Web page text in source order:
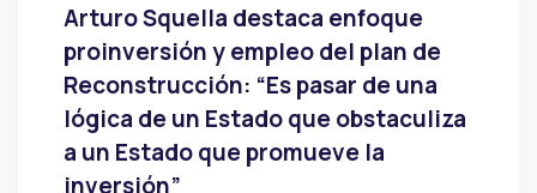
Arturo Squella destaca enfoque
proinversión y empleo del plan de
Reconstrucción: “Es pasar de una
lógica de un Estado que obstaculiza
a un Estado que promueve la
inversión”